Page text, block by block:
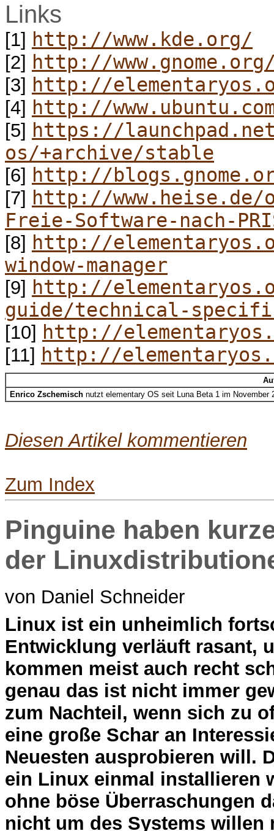
Links
[1] http://www.kde.org/
[2] http://
[3] http://
[4] http://
[5] https://
os/+archive/stable
[6] http://
[7] http://www.heise.de/
Freie-Software-nach-
[8] http://
window-manager
[9] http://
guide/technical-
[10] http://
[11] http://
Enrico Zschemisch nutzt elementary OS seit Luna Beta 1 im November
Diesen Artikel kommentieren
Zum Index
Pinguine haben
der
von Daniel Schneider
Linux ist ein unheimlich
Entwicklung verläuft rasant,
kommen meist auch recht
genau das ist nicht immer
zum Nachteil, wenn sich zu
eine große Schar an
Neuesten ausprobieren will.
ein Linux einmal installieren
ohne böse Überraschungen
nicht um des Systems